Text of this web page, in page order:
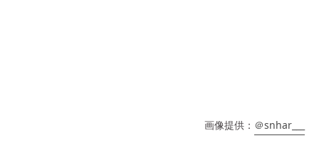
画像提供： ＠snhar___